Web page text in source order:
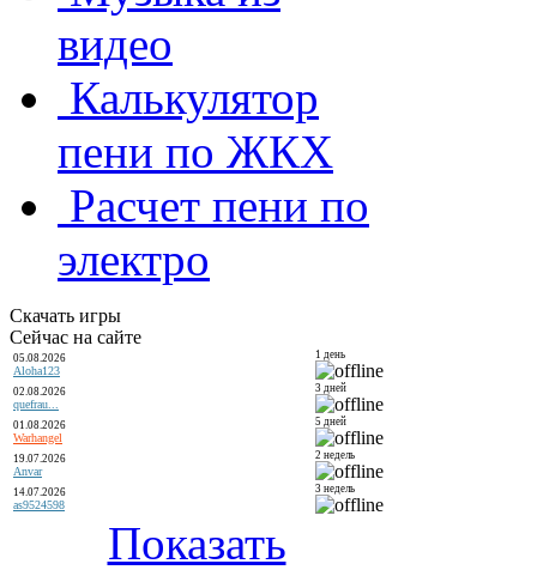
видео
Калькулятор
пени по ЖКХ
Расчет пени по
электро
Скачать игры
Сейчас на сайте
05.08.2026
Aloha123
1 день
02.08.2026
quefrau...
3 дней
01.08.2026
Warhangel
5 дней
19.07.2026
Anvar
2 недель
14.07.2026
as9524598
3 недель
Показать